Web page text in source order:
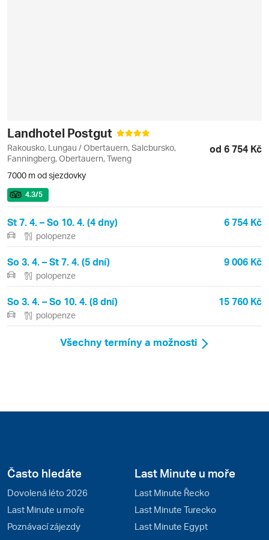
Landhotel Postgut
Rakousko, Lungau / Obertauern, Salcbursko,
Fanningberg, Obertauern, Tweng
od 6 754 Kč
7000 m od sjezdovky
4.3/5
St 7. 4. – So 10. 4. (4 dny) 6 754 Kč
polopenze
So 3. 4. – St 7. 4. (5 dní) 9 006 Kč
polopenze
So 3. 4. – So 10. 4. (8 dní) 15 760 Kč
polopenze
Všechny termíny a možnosti
Často hledáte
Dovolená léto 2026
Last Minute u moře
Poznávací zájezdy
Last Minute u moře
Last Minute Řecko
Last Minute Turecko
Last Minute Egypt